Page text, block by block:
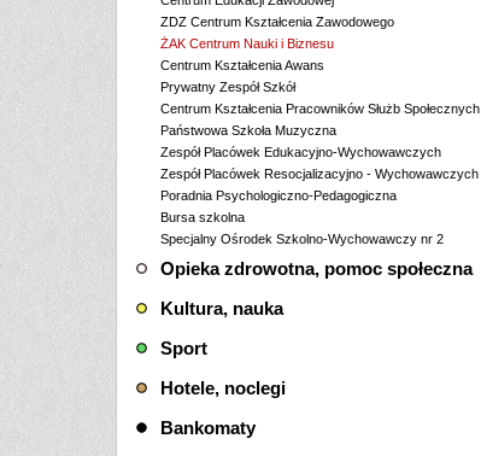
ZDZ Centrum Kształcenia Zawodowego
ŻAK Centrum Nauki i Biznesu
Centrum Kształcenia Awans
Prywatny Zespół Szkół
Centrum Kształcenia Pracowników Służb Społecznych
Państwowa Szkoła Muzyczna
Zespół Placówek Edukacyjno-Wychowawczych
Zespół Placówek Resocjalizacyjno - Wychowawczych
Poradnia Psychologiczno-Pedagogiczna
Bursa szkolna
Specjalny Ośrodek Szkolno-Wychowawczy nr 2
Opieka zdrowotna, pomoc społeczna
Kultura, nauka
Sport
Hotele, noclegi
Bankomaty